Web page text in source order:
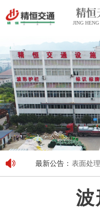
精恒
JING
最新公告：
重庆精恒金属表面处理
波